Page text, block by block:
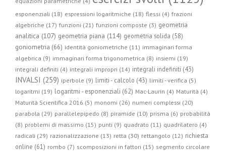
esponenziali (18) espressioni logaritmiche (18) flessi (4) frazioni
algebriche (17) funzioni (21) funzioni composte (3) geometria
analitica (107) geometria piana (114) geometria solida (58)
goniometria (66) identità goniometriche (11) immaginari forma
algebrica (9) immaginari forma trigonometrica (8) insiemi (19)
integrali definiti (4) integrali impropri (14) integrali indefiniti (43)
INVALSI (259) iperbole (9) limiti - calcolo (43) limiti - verifica (5)
logaritmi (19) logaritmi - esponenziali (62) Mac-Laurin (4) Maturità (4)
Maturità Scientifica 2016 (5) monomi (26) numeri complessi (20)
parabola (29) parallelepipedo (8) piramide (10) prisma (6) probabilità
(8) problemi di massimo (15) punti (9) quadrato (11) quadrilatero (4)
radicali (29) razionalizzazione (13) retta (30) rettangolo (12) richiesta
online (61) rombo (7) scomposizioni in fattori (15) segmento circolare